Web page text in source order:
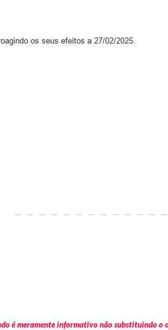
os seus efeitos a 27/02/2025.
é meramente informativo não substituindo